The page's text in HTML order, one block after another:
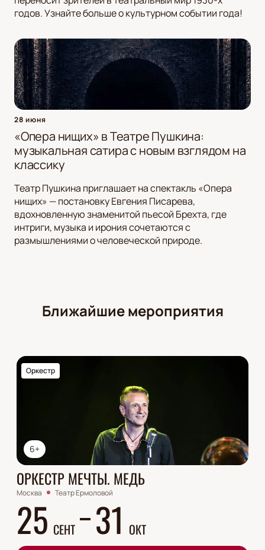
годов. Узнайте больше о культурном событии года!
28 июня
«Опера нищих» в Театре Пушкина:
музыкальная сатира с новым взглядом на
классику
Театр Пушкина приглашает на спектакль «Опера
нищих» — постановку Евгения Писарева,
вдохновленную знаменитой пьесой Брехта, где
интриги, музыка и ирония сочетаются с
размышлениями о человеческой природе.
Ближайшие мероприятия
6+
Оркестр
ОРКЕСТР МЕЧТЫ. МЕДЬ
Москва Театр Ермоловой
25 СЕНТ 31 ОКТ